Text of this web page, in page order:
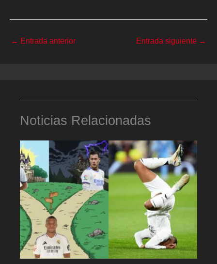
← Entrada anterior Entrada siguiente →
Noticias Relacionadas